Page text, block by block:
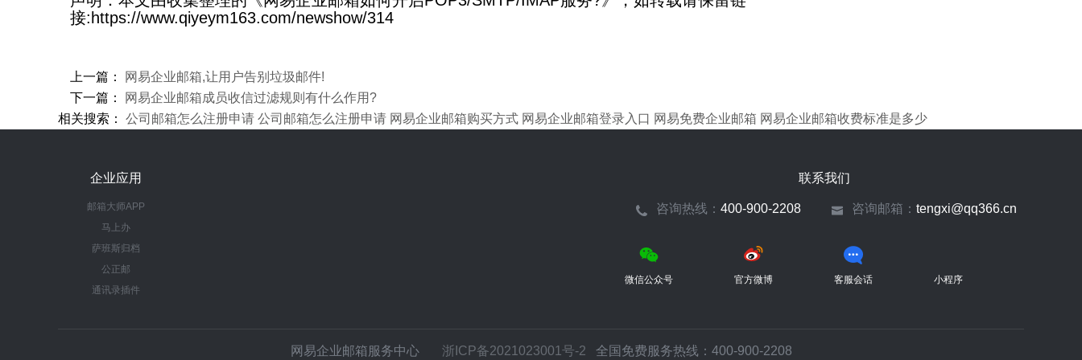
接:https://www.qiyeym163.com/newshow/314
上一篇：
网易企业邮箱,让用户告别垃圾邮件!
下一篇：
网易企业邮箱成员收信过滤规则有什么作用?
相关搜索： 公司邮箱怎么注册申请 公司邮箱怎么注册申请 网易企业邮箱购买方式 网易企业邮箱登录入口 网易免费企业邮箱 网易企业邮箱收费标准是多少
企业应用
邮箱大师APP
马上办
萨班斯归档
公正邮
通讯录插件
联系我们
咨询热线： 400-900-2208 咨询邮箱： tengxi@qq366.cn
微信公众号 官方微博 客服会话 小程序
网易企业邮箱服务中心 浙ICP备2021023001号-2 全国免费服务热线：400-900-2208